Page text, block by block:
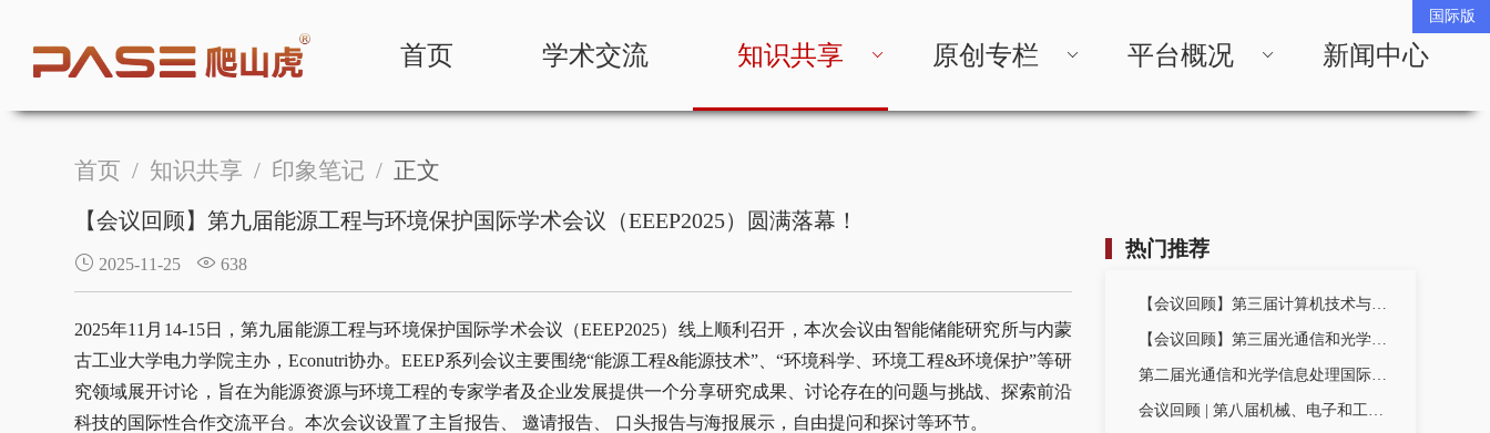
首页 学术交流 知识共享 原创专栏 平台概况 新闻中心
首页 / 知识共享 / 印象笔记 / 正文
【会议回顾】第九届能源工程与环境保护国际学术会议（EEEP2025）圆满落幕！
2025-11-25 638
2025年11月14-15日，第九届能源工程与环境保护国际学术会议（EEEP2025）线上顺利召开，本次会议由智能储能研究所与内蒙
古工业大学电力学院主办，Econutri协办。EEEP系列会议主要围绕“能源工程&能源技术”、“环境科学、环境工程&环境保护”等研
究领域展开讨论，旨在为能源资源与环境工程的专家学者及企业发展提供一个分享研究成果、讨论存在的问题与挑战、探索前沿
科技的国际性合作交流平台。本次会议设置了主旨报告、 邀请报告、 口头报告与海报展示，自由提问和探讨等环节。
热门推荐
【会议回顾】第三届计算机技术与信息科学国际学术会议（CTIS2025）圆满落幕
【会议回顾】第三届光通信和光学信息处理国际学术会议（OCOIP2025）圆满落幕！
第二届光通信和光学信息处理国际学术会议（OCOIP2024）圆满落幕！
会议回顾 | 第八届机械、电子和工业工程国际学术会议（MEIE2025）